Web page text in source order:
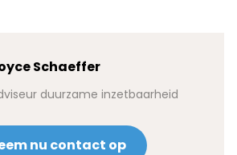
Schaeffer
duurzame inzetbaarheid
nu contact op